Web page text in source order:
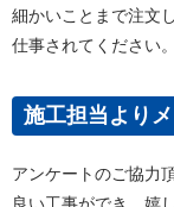
細かいことまで注文
仕事されてください。
施工担当より
アンケートのご協力